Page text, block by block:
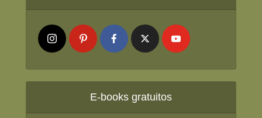
E-books gratuitos